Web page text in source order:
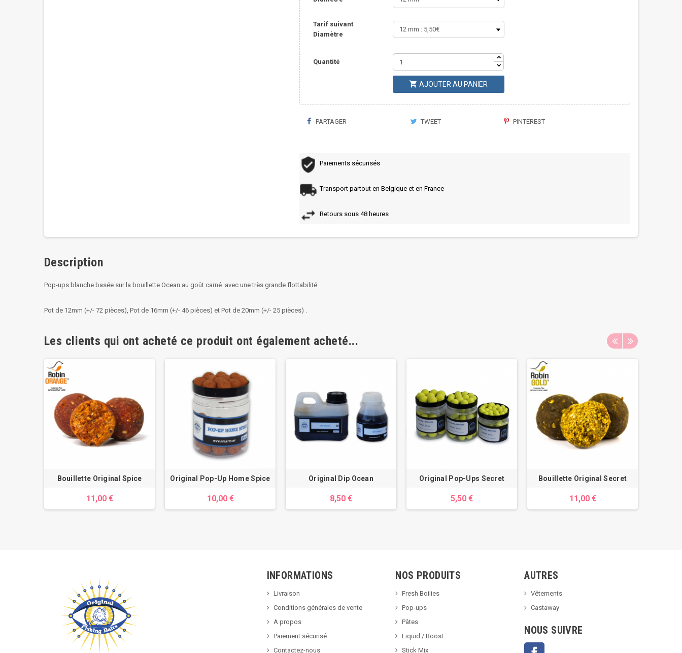
Tarif suivant
Diamètre
Quantité
 AJOUTER AU PANIER
PARTAGER TWEET PINTEREST
Paiements sécurisés
Transport partout en Belgique et en France
Retours sous 48 heures
Description
Pop-ups blanche basée sur la bouillette Ocean au goût carné avec une très grande flottabilité.
Pot de 12mm (+/- 72 pièces), Pot de 16mm (+/- 46 pièces) et Pot de 20mm (+/- 25 pièces) .
Les clients qui ont acheté ce produit ont également acheté...
Bouillette Original Spice
11,00 €
Original Pop-Up Home Spice
10,00 €
Original Dip Ocean
8,50 €
Original Pop-Ups Secret
5,50 €
Bouillette Original Secret
11,00 €
INFORMATIONS
Livraison
Conditions générales de vente
A propos
Paiement sécurisé
Contactez-nous
NOS PRODUITS
Fresh Boilies
Pop-ups
Pâtes
Liquid / Boost
Stick Mix
AUTRES
Vêtements
Castaway
NOUS SUIVRE